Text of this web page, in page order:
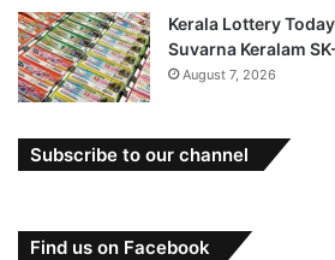
Kerala Lottery
Suvarna Keralam
August 7, 2026
Subscribe to our channel
Find us on Facebook